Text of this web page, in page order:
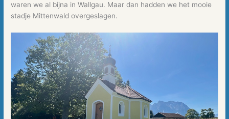
waren we al bijna in Wallgau. Maar dan hadden we het mooie
stadje Mittenwald overgeslagen.